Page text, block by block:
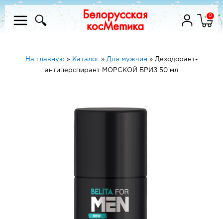
0
На главную » Каталог » Для мужчин » Дезодорант-
антиперспирант МОРСКОЙ БРИЗ 50 мл